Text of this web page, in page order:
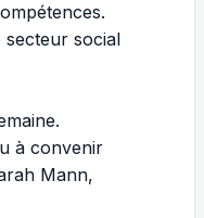
secteur social
à convenir
Mann,